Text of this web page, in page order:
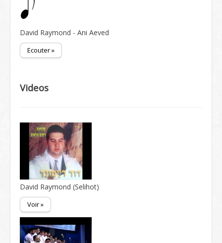
David Raymond - Ani Aeved
Ecouter »
Videos
David Raymond (Selihot)
Voir »